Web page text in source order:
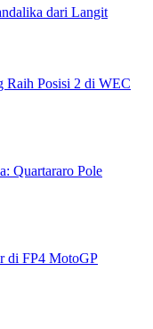
dari Langit
Raih Posisi 2 di WEC
Quartararo Pole
di FP4 MotoGP